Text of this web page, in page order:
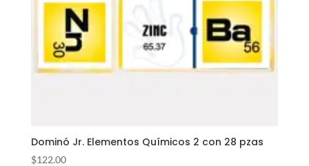
Dominó Jr. Elementos Químicos 2 con 28 pzas
$122.00